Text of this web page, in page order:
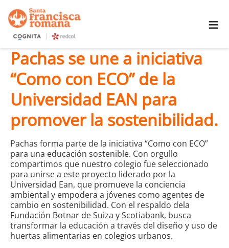
≡
Pachas se une a iniciativa
“Como con ECO” de la
Universidad EAN para
promover la sostenibilidad.
Pachas forma parte de la iniciativa “Como con ECO”
para una educación sostenible. Con orgullo
compartimos que nuestro colegio fue seleccionado
para unirse a este proyecto liderado por la
Universidad Ean, que promueve la conciencia
ambiental y empodera a jóvenes como agentes de
cambio en sostenibilidad. Con el respaldo dela
Fundación Botnar de Suiza y Scotiabank, busca
transformar la educación a través del diseño y uso de
huertas alimentarias en colegios urbanos.